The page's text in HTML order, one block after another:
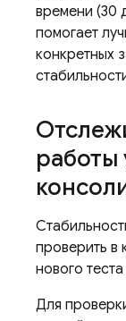
времени (30
помогает
конкретных
работы
проверить в
нового
Для